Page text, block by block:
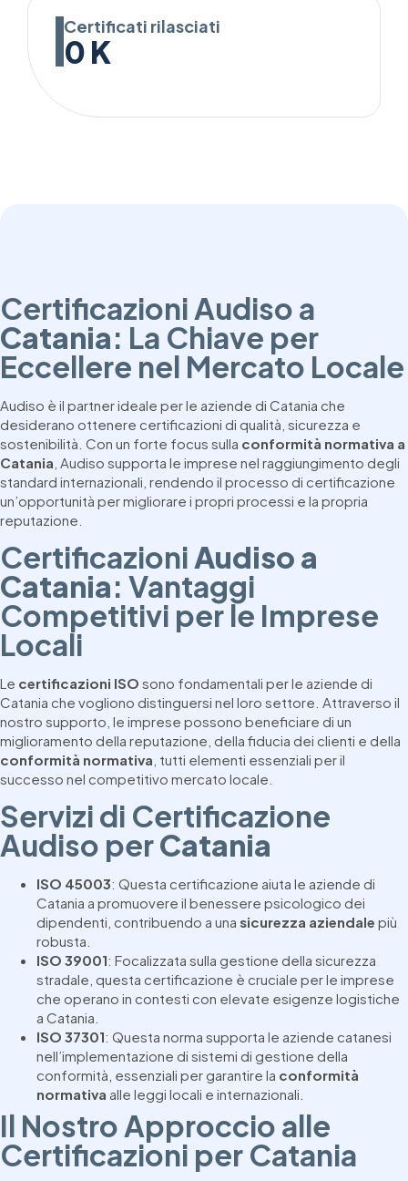
Certificati rilasciati
0K
Certificazioni Audiso a
Catania: La Chiave per
Eccellere nel Mercato Locale
Audiso è il partner ideale per le aziende di Catania che
desiderano ottenere certificazioni di qualità, sicurezza e
sostenibilità. Con un forte focus sulla conformità normativa a
Catania , Audiso supporta le imprese nel raggiungimento degli
standard internazionali, rendendo il processo di certificazione
un’opportunità per migliorare i propri processi e la propria
reputazione.
Certificazioni Audiso a
Catania: Vantaggi
Competitivi per le Imprese
Locali
Le certificazioni ISO sono fondamentali per le aziende di
Catania che vogliono distinguersi nel loro settore. Attraverso il
nostro supporto, le imprese possono beneficiare di un
miglioramento della reputazione, della fiducia dei clienti e della
conformità normativa , tutti elementi essenziali per il
successo nel competitivo mercato locale.
Servizi di Certificazione
Audiso perCatania
ISO 45003: Questa certificazione aiuta le aziende di
Catania a promuovere il benessere psicologico dei
dipendenti, contribuendo a una sicurezza aziendale più
robusta.
ISO 39001: Focalizzata sulla gestione della sicurezza
stradale, questa certificazione è cruciale per le imprese
che operano in contesti con elevate esigenze logistiche
a Catania.
ISO 37301: Questa norma supporta le aziende catanesi
nell’implementazione di sistemi di gestione della
conformità, essenziali per garantire la conformità
normativa alle leggi locali e internazionali.
Il Nostro Approccio alle
Certificazioni per Catania